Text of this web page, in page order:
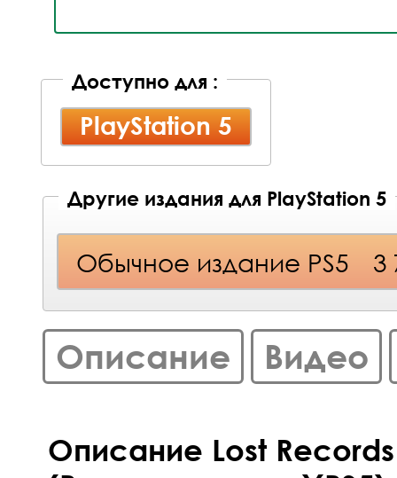
Доступно для :
PlayStation 5
Другие издания для PlayStation 5
Обычное издание PS5 3
Описание Видео
Описание Lost